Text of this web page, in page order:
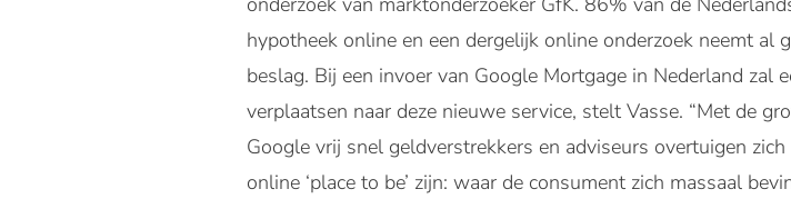
hypotheek online en een dergelijk online onderzoek neemt
beslag. Bij een invoer van Google Mortgage in Nederland zal
verplaatsen naar deze nieuwe service, stelt Vasse. “Met de
Google vrij snel geldverstrekkers en adviseurs overtuigen
online ‘place to be’ zijn: waar de consument zich massaal